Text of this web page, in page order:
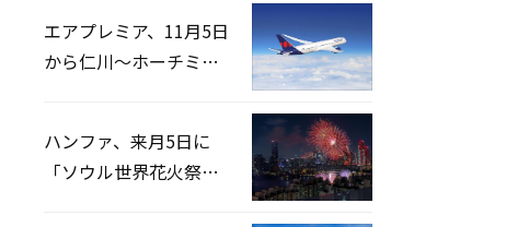
エアプレミア、11月5日
から仁川〜ホーチミン
ハンファ、来月5日に
「ソウル世界花火祭り